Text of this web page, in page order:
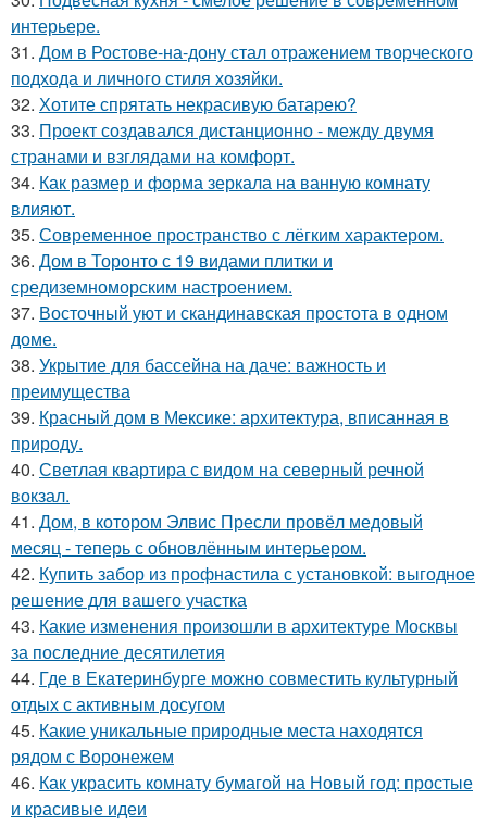
интерьере.
31. Дом в Ростове-на-дону стал отражением творческого
подхода и личного стиля хозяйки.
32. Хотите спрятать некрасивую батарею?
33. Проект создавался дистанционно - между двумя
странами и взглядами на комфорт.
34. Как размер и форма зеркала на ванную комнату
влияют.
35. Современное пространство с лёгким характером.
36. Дом в Торонто с 19 видами плитки и
средиземноморским настроением.
37. Восточный уют и скандинавская простота в одном
доме.
38. Укрытие для бассейна на даче: важность и
преимущества
39. Красный дом в Мексике: архитектура, вписанная в
природу.
40. Светлая квартира с видом на северный речной
вокзал.
41. Дом, в котором Элвис Пресли провёл медовый
месяц - теперь с обновлённым интерьером.
42. Купить забор из профнастила с установкой: выгодное
решение для вашего участка
43. Какие изменения произошли в архитектуре Москвы
за последние десятилетия
44. Где в Екатеринбурге можно совместить культурный
отдых с активным досугом
45. Какие уникальные природные места находятся
рядом с Воронежем
46. Как украсить комнату бумагой на Новый год: простые
и красивые идеи